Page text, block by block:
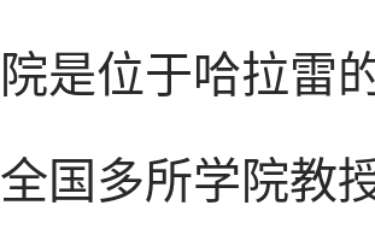
院是位于哈拉雷
全国多所学院教